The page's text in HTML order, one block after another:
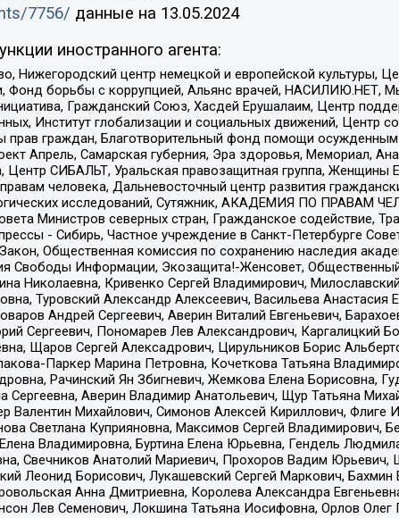
7756/ данные на 13.05.2024
иностранного агента:
Нижегородский центр немецкой и европейской культуры,
Фонд борьбы с коррупцией, Альянс врачей, НАСИЛИЮ.НЕТ,
Гражданский Союз, Хасдей Ерушалаим, Центр
Институт глобализации и социальных движений, Центр
граждан, Благотворительный фонд помощи
Апрель, Самарская губерния, Эра здоровья, Мемориал,
СИБАЛЬТ, Уральская правозащитная группа, Женщины
человека, Дальневосточный центр развития
исследований, Сутяжник, АКАДЕМИЯ ПО ПРАВАМ
Министров северных стран, Гражданское содействие,
- Сибирь, Частное учреждение в Санкт-Петербурге
Общественная комиссия по сохранению наследия
Свободы Информации, Экозащита!-Женсовет,
Николаевна, Кривенко Сергей Владимирович,
Туровский Александр Алексеевич, Васильева Анастасия
Андрей Сергеевич, Аверин Виталий Евгеньевич,
Сергеевич, Пономарев Лев Александрович, Каргалицкий
Щаров Сергей Алексадрович, Цирульников Борис
Паркер Марина Петровна, Кочеткова Татьяна
Рачинский Ян Збигневич, Жемкова Елена Борисовна,
Сергеевна, Аверин Владимир Анатольевич, Щур Татьяна
Валентин Михайлович, Симонов Алексей Кириллович, Флиге
Светлана Куприяновна, Максимов Сергей Владимирович,
Владимировна, Буртина Елена Юрьевна, Гендель
Свечников Анатолий Мариевич, Прохоров Вадим Юрьевич,
Леонид Борисович, Лукашевский Сергей Маркович,
Анна Дмитриевна, Королева Александра
Лев Семенович, Локшина Татьяна Иосифовна, Орлов